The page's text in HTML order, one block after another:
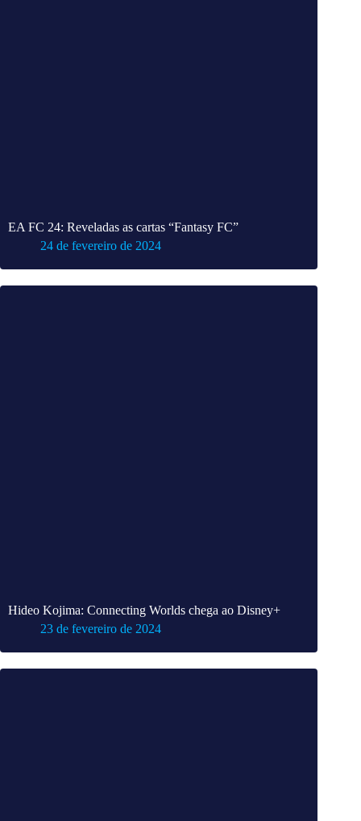
EA FC 24: Reveladas as cartas “Fantasy FC”
24 de fevereiro de 2024
Hideo Kojima: Connecting Worlds chega ao Disney+
23 de fevereiro de 2024